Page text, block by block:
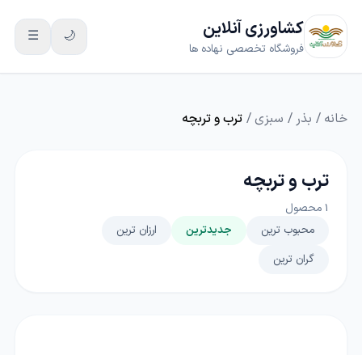
کشاورزی آنلاین
فروشگاه تخصصی نهاده ها
🌙
☰
خانه / بذر / سبزی / ترب و تربچه
ترب و تربچه
1محصول
محبوب ترین
جدیدترین
ارزان ترین
گران ترین